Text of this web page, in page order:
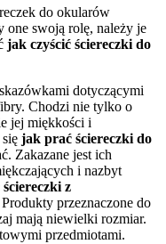
do okularów
one swoją rolę, należy je
jak czyścić ściereczki do
dotyczącymi
Chodzi nie tylko o
jej miękkości i
jak prać ściereczki do
Zakazane jest ich
i nazbyt
z
przeznaczone do
mają niewielki rozmiar.
przedmiotami.